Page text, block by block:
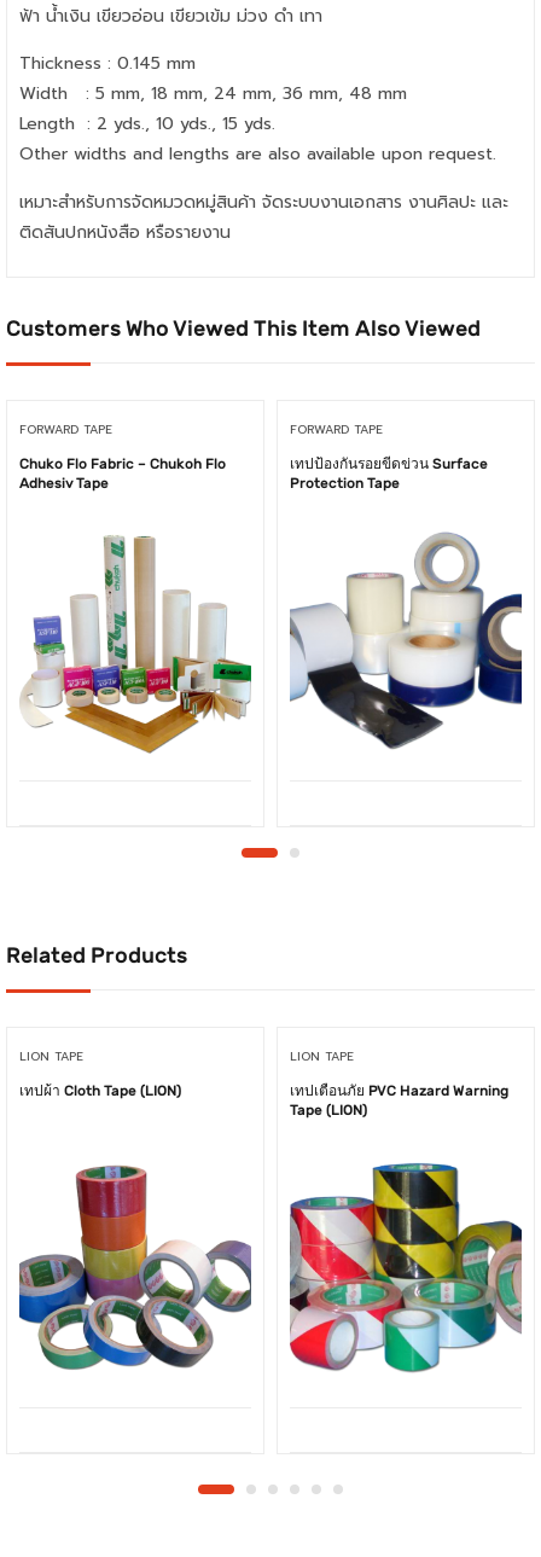
ฟ้า น้ำเงิน เขียวอ่อน เขียวเข้ม ม่วง ดำ เทา
Thickness : 0.145 mm
Width : 5 mm, 18 mm, 24 mm, 36 mm, 48 mm
Length : 2 yds., 10 yds., 15 yds.
Other widths and lengths are also available upon request.
เหมาะสำหรับการจัดหมวดหมู่สินค้า จัดระบบงานเอกสาร งานศิลปะ และ
ติดสันปกหนังสือ หรือรายงาน
Customers Who Viewed This Item Also Viewed
FORWARD TAPE
Chuko Flo Fabric – Chukoh Flo
Adhesiv Tape
FORWARD TAPE
เทปป้องกันรอยขีดข่วน Surface
Protection Tape
Related Products
LION TAPE
เทปผ้า Cloth Tape (LION)
LION TAPE
เทปเตือนภัย PVC Hazard Warning
Tape (LION)